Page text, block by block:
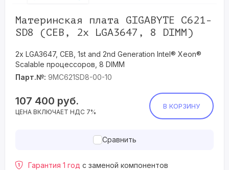
Материнская плата GIGABYTE C621-
SD8 (CEB, 2x LGA3647, 8 DIMM)
2x LGA3647, CEB, 1st and 2nd Generation Intel® Xeon®
Scalable процессоров, 8 DIMM
Парт.№: 9MC621SD8-00-10
107 400 руб.
ЦЕНА ВКЛЮЧАЕТ НДС 7%
В КОРЗИНУ
Сравнить
Гарантия 1 год с заменой компонентов